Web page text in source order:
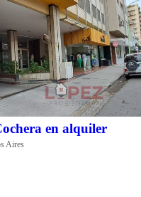
en alquiler
Aires